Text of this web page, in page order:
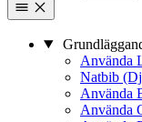
Använda
Natbib
Använda
Använda